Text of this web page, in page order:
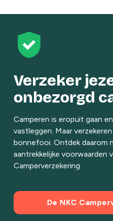
Verzeker
onbezorgd
Camperen is eropuit gaan
vastleggen. Maar
bonnefooi. Ontdek daarom
aantrekkelijke voorwaarden
Camperverzekering.
De NKC